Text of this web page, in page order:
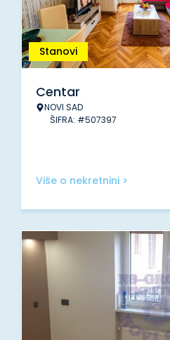
Stanovi
Centar
NOVI SAD
ŠIFRA: #507397
Više o nekretnini >